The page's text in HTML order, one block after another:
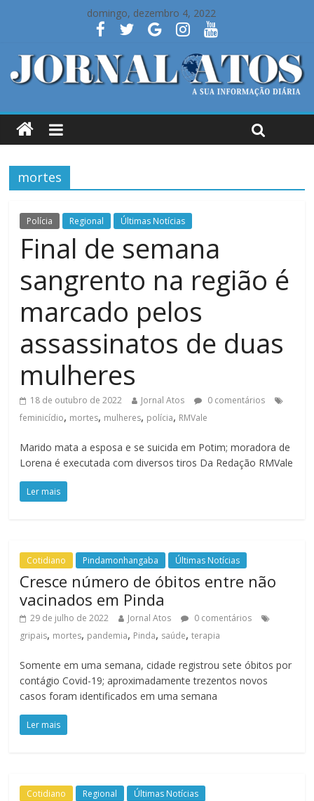
domingo, dezembro 4, 2022
mortes
Polícia Regional Últimas Notícias
Final de semana
sangrento na região é
marcado pelos
assassinatos de duas
mulheres
18 de outubro de 2022 Jornal Atos
0 comentários
feminicídio, mortes, mulheres, polícia, RMVale
Marido mata a esposa e se suicida em Potim; moradora de
Lorena é executada com diversos tiros Da Redação RMVale
Ler mais
Cotidiano Pindamonhangaba Últimas Notícias
Cresce número de óbitos entre não
vacinados em Pinda
29 de julho de 2022 Jornal Atos
0 comentários
gripais, mortes, pandemia, Pinda, saúde,terapia
Somente em uma semana, cidade registrou sete óbitos por
contágio Covid-19; aproximadamente trezentos novos
casos foram identificados em uma semana
Ler mais
Cotidiano Regional Últimas Notícias